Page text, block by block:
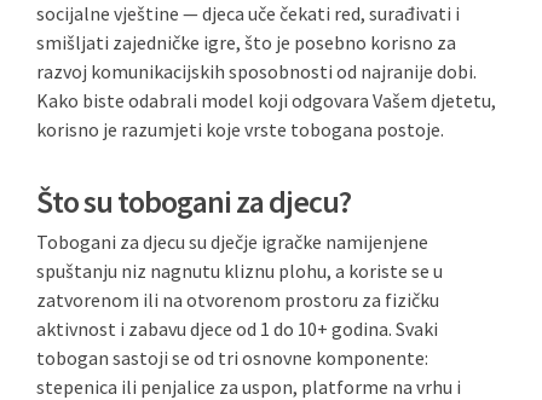
socijalne vještine — djeca uče čekati red, surađivati i
smišljati zajedničke igre, što je posebno korisno za
razvoj komunikacijskih sposobnosti od najranije dobi.
Kako biste odabrali model koji odgovara Vašem djetetu,
korisno je razumjeti koje vrste tobogana postoje.
Što su tobogani za djecu?
Tobogani za djecu su dječje igračke namijenjene
spuštanju niz nagnutu kliznu plohu, a koriste se u
zatvorenom ili na otvorenom prostoru za fizičku
aktivnost i zabavu djece od 1 do 10+ godina. Svaki
tobogan sastoji se od tri osnovne komponente:
stepenica ili penjalice za uspon, platforme na vrhu i